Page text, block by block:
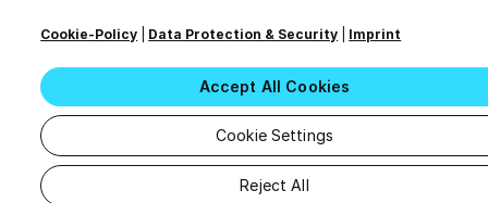
Cookie-Policy Data Protection & Security Imprint
Cookie Settings
Reject All
Accept All Cookies